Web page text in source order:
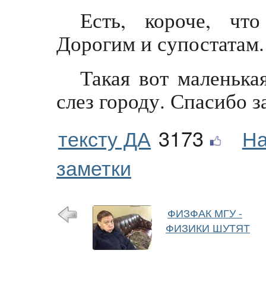
Есть, короче,
Дорогим и супостатам.
Такая вот
слез городу. Спасибо
тексту ДА 3173
заметки
ФИЗФАК МГУ -
ФИЗИКИ ШУТЯТ